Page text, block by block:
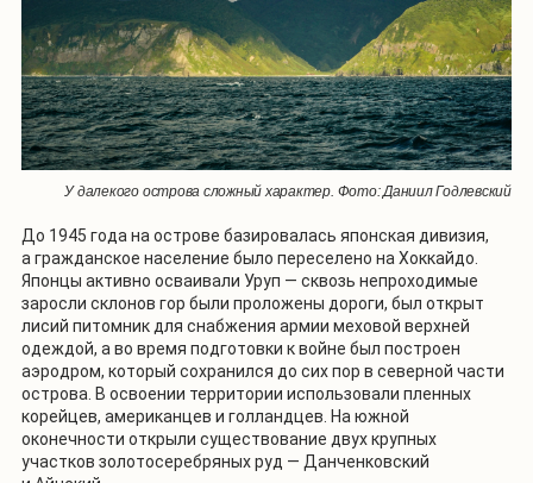
У далекого острова сложный характер. Фото: Даниил Годлевский
До 1945 года на острове базировалась японская дивизия,
а гражданское население было переселено на Хоккайдо.
Японцы активно осваивали Уруп — сквозь непроходимые
заросли склонов гор были проложены дороги, был открыт
лисий питомник для снабжения армии меховой верхней
одеждой, а во время подготовки к войне был построен
аэродром, который сохранился до сих пор в северной части
острова. В освоении территории использовали пленных
корейцев, американцев и голландцев. На южной
оконечности открыли существование двух крупных
участков золотосеребряных руд — Данченковский